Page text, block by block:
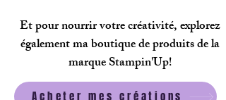
Et pour nourrir votre créativité, explorez
également ma boutique de produits de la
marque Stampin'Up!
Acheter mes créations